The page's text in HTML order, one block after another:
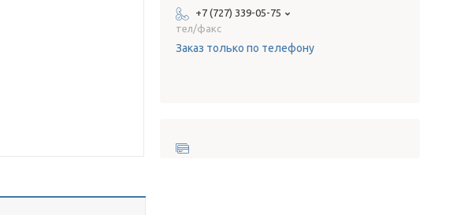
+7 (727) 339-05-75
тел/факс
Заказ только по телефону